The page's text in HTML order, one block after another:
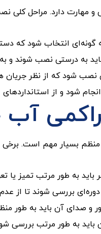
مهارت دارد. مراحل کلی
گونه‌ای انتخاب شود که
به درستی نصب شوند و
نصب شود که از نظر جریان
شود و از
منظم بسیار مهم است.
باید به طور مرتب تمیز
دوره‌ای بررسی شوند تا از
و صدای آن باید به طور
به طور مرتب بررسی